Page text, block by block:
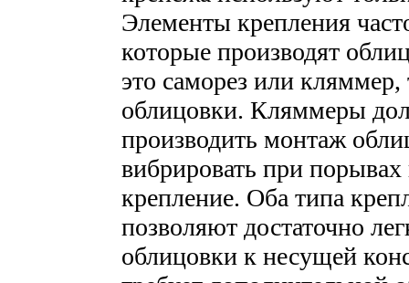
Элементы крепления
которые производят
это саморез или
облицовки. Кляммеры
производить монтаж
вибрировать при порывах
крепление. Оба типа
позволяют достаточно
облицовки к несущей